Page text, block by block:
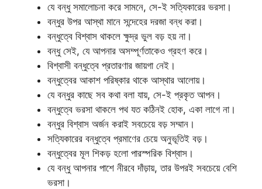
যে বন্ধু সমালোচনা করে সামনে, সে-ই সত্যিকারের ভরসা।
বন্ধুর উপর আস্থা মানে সন্দেহের দরজা বন্ধ করা।
বন্ধুত্বে বিশ্বাস থাকলে ক্ষুদ্র ভুল বড় হয় না।
বন্ধু সেই, যে আপনার অসম্পূর্ণতাকেও গ্রহণ করে।
বিশ্বাসী বন্ধুত্বে প্রতারণার জায়গা নেই।
বন্ধুত্বের আকাশ পরিষ্কার থাকে আস্থার আলোয়।
যে বন্ধুর কাছে সব কথা বলা যায়, সে-ই প্রকৃত আপন।
বন্ধুত্বে ভরসা থাকলে পথ যত কঠিনই হোক, একা লাগে না।
বন্ধুর বিশ্বাস অর্জন করাই সবচেয়ে বড় সম্মান।
সত্যিকারের বন্ধুত্বে প্রমাণের চেয়ে অনুভূতিই বড়।
বন্ধুত্বের মূল শিকড় হলো পারস্পরিক বিশ্বাস।
যে বন্ধু আপনার পাশে নীরবে দাঁড়ায়, তার উপরই সবচেয়ে বেশি
ভরসা।